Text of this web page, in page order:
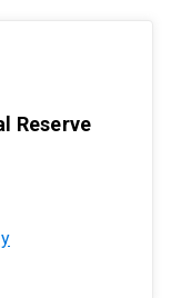
Reserve